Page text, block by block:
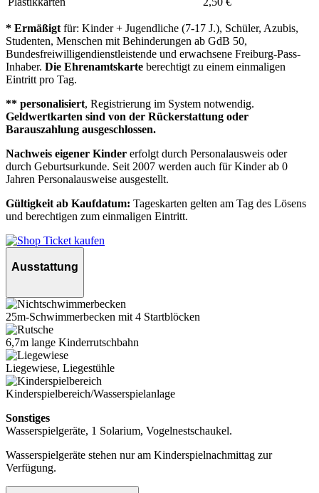
* Ermäßigt für: Kinder + Jugendliche (7-17 J.), Schüler, Azubis,
Studenten, Menschen mit Behinderungen ab GdB 50,
Bundesfreiwilligendienstleistende und erwachsene Freiburg-Pass-
Inhaber. Die Ehrenamtskarte berechtigt zu einem einmaligen
Eintritt pro Tag.
** personalisiert, Registrierung im System notwendig.
Geldwertkarten sind von der Rückerstattung oder
Barauszahlung ausgeschlossen.
Nachweis eigener Kinder erfolgt durch Personalausweis oder
durch Geburtsurkunde. Seit 2007 werden auch für Kinder ab 0
Jahren Personalausweise ausgestellt.
Gültigkeit ab Kaufdatum: Tageskarten gelten am Tag des Lösens
und berechtigen zum einmaligen Eintritt.
Ticket kaufen
Ausstattung
25m-Schwimmerbecken mit 4 Startblöcken
6,7m lange Kinderrutschbahn
Liegewiese, Liegestühle
Kinderspielbereich/Wasserspielanlage
Sonstiges
Wasserspielgeräte, 1 Solarium, Vogelnestschaukel.
Wasserspielgeräte stehen nur am Kinderspielnachmittag zur
Verfügung.